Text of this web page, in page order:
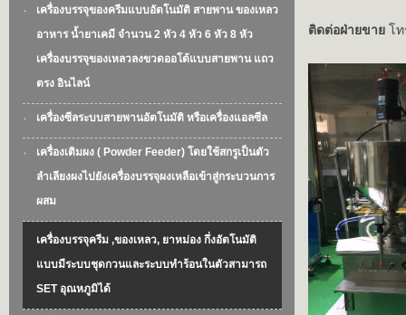
เครื่องบรรจุของครีมแบบอัตโนมัติ สายพาน ของเหลว
อาหาร น้ำยาเคมี จำนวน 2 หัว 4 หัว 6 หัว 8 หัว
เครื่องบรรจุของเหลวลงขวดออโต้แบบสายพาน แถว
ตรง อินไลน์
เครื่องซีลระบบสายพานอัตโนมัติ หรือเครื่องแอลซีล
เครื่องเติมผง ( Powder Feeder) โดยใช้สกรูเป็นตัว
ลำเลียงผงไปยังเครื่องบรรจุผงเหลือเข้าสู่กระบวนการ
ผสม
เครื่องบรรจุครีม ,ของเหลว, ยาหม่อง กึ่งอัตโนมัติ
แบบมีระบบชุดกวนและระบบทำร้อนในตัวสามารถ
SET อุณหภูมิได้
ติดต่อฝ่ายขาย โท